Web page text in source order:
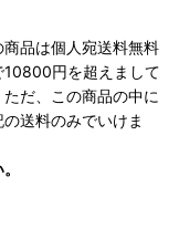
品は個人宛送料無料
10800円を超えまして
だ、この商品の中に
送料のみでいけま